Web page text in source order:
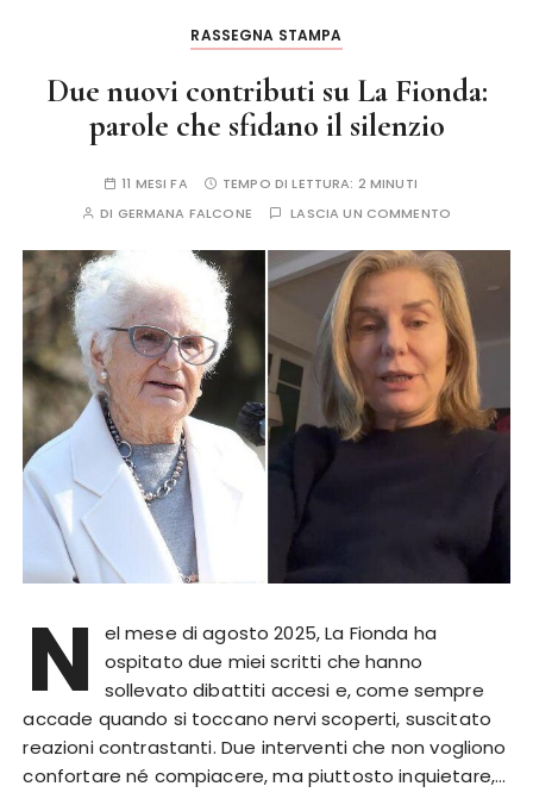
RASSEGNA STAMPA
Due nuovi contributi su La Fionda:
parole che sfidano il silenzio
11 MESI FA TEMPO DI LETTURA: 2 MINUTI
DI GERMANA FALCONE LASCIA UN COMMENTO
N
el mese di agosto 2025, La Fionda ha
ospitato due miei scritti che hanno
sollevato dibattiti accesi e, come sempre
accade quando si toccano nervi scoperti, suscitato
reazioni contrastanti. Due interventi che non vogliono
confortare né compiacere, ma piuttosto inquietare,…